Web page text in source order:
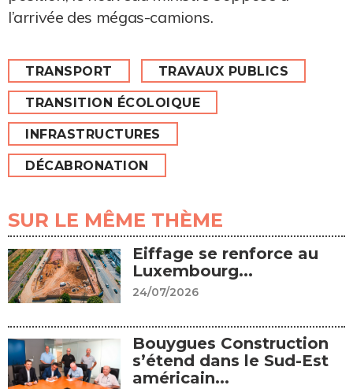
l’arrivée des mégas-camions.
TRANSPORT TRAVAUX PUBLICS
TRANSITION ÉCOLOIQUE
INFRASTRUCTURES
DÉCABRONATION
SUR LE MÊME THÈME
Eiffage se renforce au
Luxembourg...
24/07/2026
Bouygues Construction
s’étend dans le Sud-Est
américain...